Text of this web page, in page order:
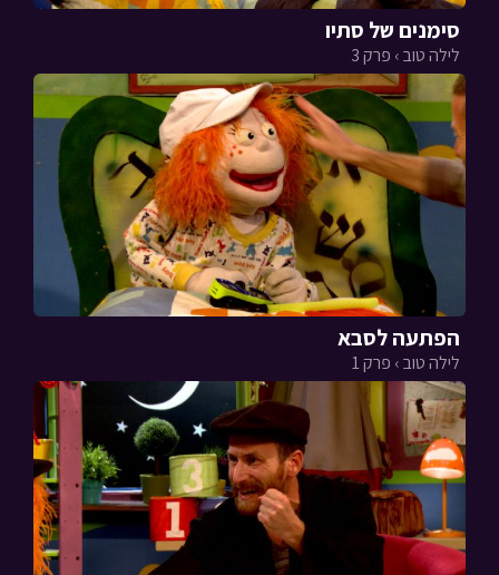
סימנים של סתיו
לילה טוב › פרק 3
הפתעה לסבא
לילה טוב › פרק 1